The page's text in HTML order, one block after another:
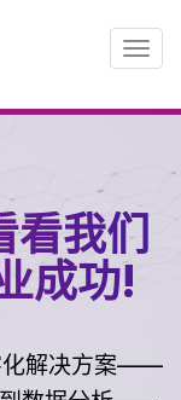
切
换
看我们
成功!
化解决方案——